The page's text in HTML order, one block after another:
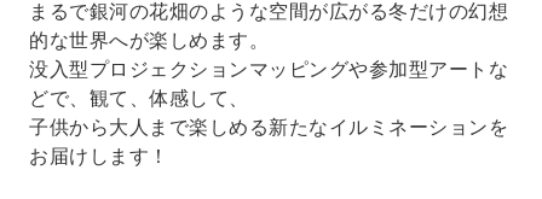
まるで銀河の花畑のような空間が広がる冬だけの幻想
的な世界へが楽しめます。
没入型プロジェクションマッピングや参加型アートな
どで、観て、体感して、
子供から大人まで楽しめる新たなイルミネーションを
お届けします！